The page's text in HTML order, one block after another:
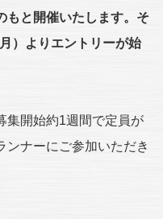
もと開催いたします。そ
）よりエントリーが始
集開始約1週間で定員が
ンナーにご参加いただき